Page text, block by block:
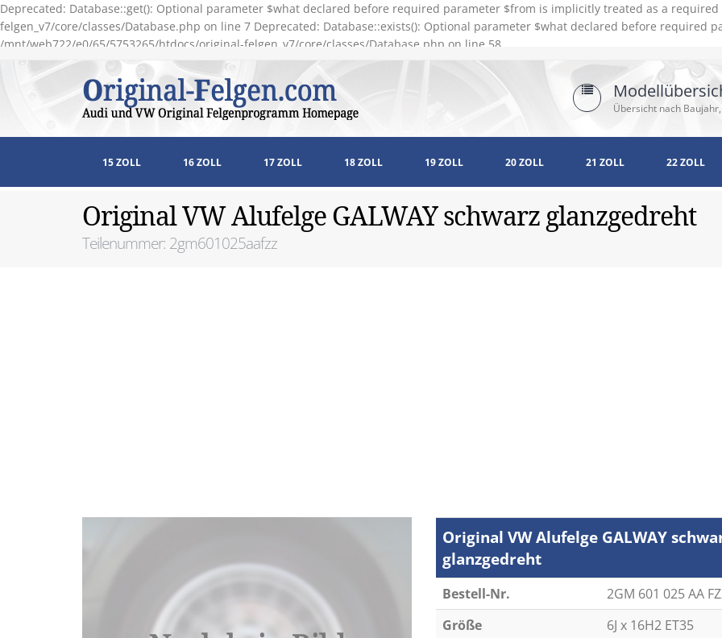
Deprecated: Database::get(): Optional parameter $what declared before required parameter $from is implicitly treated as a
felgen_v7/core/classes/Database.php on line 7 Deprecated: Database::exists(): Optional parameter $what declared before
/mnt/web722/e0/65/5753265/htdocs/original-felgen_v7/core/classes/Database.php on line 58
Übersicht nach Baujahr,
15 ZOLL 16 ZOLL 17 ZOLL 18 ZOLL 19 ZOLL 20 ZOLL 21 ZOLL 22 ZOLL
Original VW Alufelge GALWAY schwarz glanzgedreht
Teilenummer: 2gm601025aafzz
Original VW Alufelge GALWAY
glanzgedreht
Bestell-Nr.
2GM 601 025 AA
Größe
6J x 16H2 ET35